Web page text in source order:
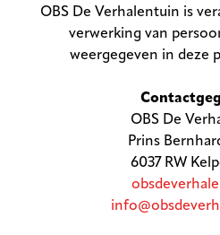
OBS De Verhalentuin is
verwerking van
weergegeven in deze
OBS De
Prins
6037 RW